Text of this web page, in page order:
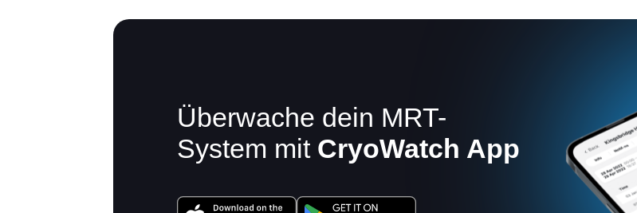
Überwache dein MRT-
System mit CryoWatch App